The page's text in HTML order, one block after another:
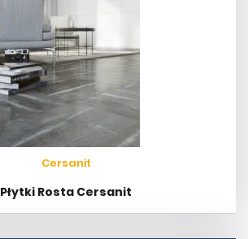
Cersanit
Płytki Rosta Cersanit